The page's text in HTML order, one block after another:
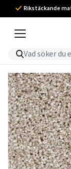
Rikstäckande